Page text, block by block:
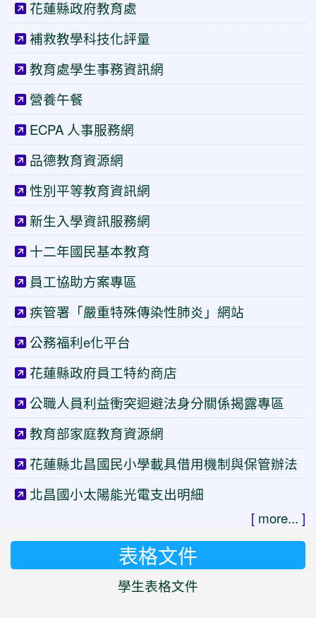
花蓮縣政府教育處
補救教學科技化評量
教育處學生事務資訊網
營養午餐
ECPA 人事服務網
品德教育資源網
性別平等教育資訊網
新生入學資訊服務網
十二年國民基本教育
員工協助方案專區
疾管署「嚴重特殊傳染性肺炎」網站
公務福利e化平台
花蓮縣政府員工特約商店
公職人員利益衝突迴避法身分關係揭露專區
教育部家庭教育資源網
花蓮縣北昌國民小學載具借用機制與保管辦法
北昌國小太陽能光電支出明細
[ more... ]
表格文件
學生表格文件